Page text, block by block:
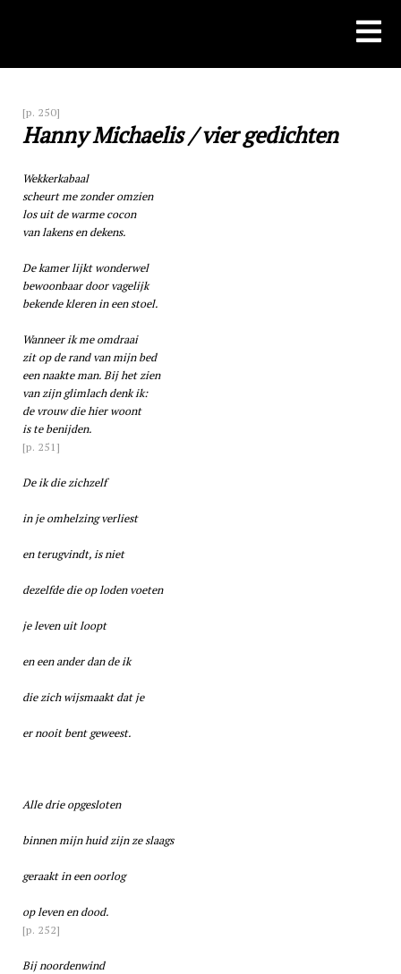
[p. 250]
Hanny Michaelis / vier gedichten
Wekkerkabaal
scheurt me zonder omzien
los uit de warme cocon
van lakens en dekens.
De kamer lijkt wonderwel
bewoonbaar door vagelijk
bekende kleren in een stoel.
Wanneer ik me omdraai
zit op de rand van mijn bed
een naakte man. Bij het zien
van zijn glimlach denk ik:
de vrouw die hier woont
is te benijden.
[p. 251]
De ik die zichzelf
in je omhelzing verliest
en terugvindt, is niet
dezelfde die op loden voeten
je leven uit loopt
en een ander dan de ik
die zich wijsmaakt dat je
er nooit bent geweest.
Alle drie opgesloten
binnen mijn huid zijn ze slaags
geraakt in een oorlog
op leven en dood.
[p. 252]
Bij noordenwind